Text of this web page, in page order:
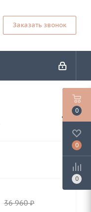
Заказать звонок
36 960₽
0
0
0